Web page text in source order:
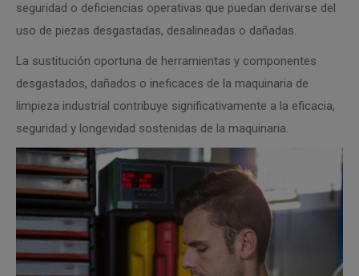
seguridad o deficiencias operativas que puedan derivarse del
uso de piezas desgastadas, desalineadas o dañadas.
La sustitución oportuna de herramientas y componentes
desgastados, dañados o ineficaces de la maquinaria de
limpieza industrial contribuye significativamente a la eficacia,
seguridad y longevidad sostenidas de la maquinaria.